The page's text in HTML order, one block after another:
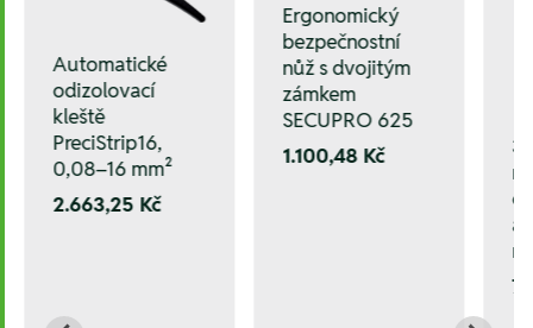
Automatické
odizolovací
kleště
PreciStrip16,
0,08–16 mm²
2.663,25 Kč
Ergonomický
bezpečnostní
nůž s dvojitým
zámkem
SECUPRO 625
1.100,48 Kč
a